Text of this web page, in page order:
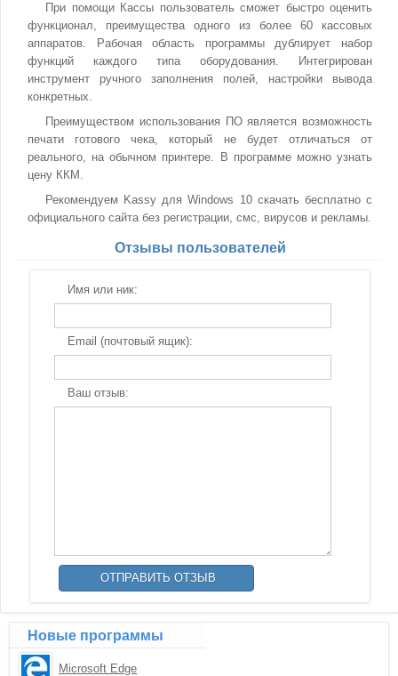
При помощи Кассы пользователь сможет быстро оценить
функционал, преимущества одного из более 60 кассовых
аппаратов. Рабочая область программы дублирует набор
функций каждого типа оборудования. Интегрирован
инструмент ручного заполнения полей, настройки вывода
конкретных.
Преимуществом использования ПО является возможность
печати готового чека, который не будет отличаться от
реального, на обычном принтере. В программе можно узнать
цену ККМ.
Рекомендуем Kassy для Windows 10 скачать бесплатно с
официального сайта без регистрации, смс, вирусов и рекламы.
Отзывы пользователей
Имя или ник:
Email (почтовый ящик):
Ваш отзыв:
Новые программы
Microsoft Edge